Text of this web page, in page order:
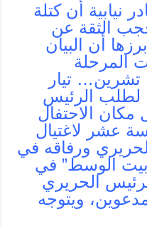
أن كتلة
الثقة عن
أن البيان
المرحلة
واستحقاقات ما بعد 17 تشرين… تيار
لطلب الرئيس
الاحتفال
عشر لاغتيال
ورفاقه في
“بيت الوسط” في
الحريري
ويتوجه